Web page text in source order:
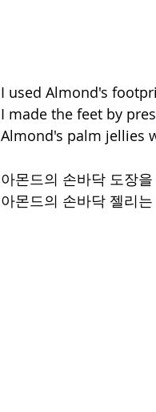
I used Almond's
I made the feet by
Almond's palm jellies
아몬드의 손바닥 도장
아몬드의 손바닥 젤리